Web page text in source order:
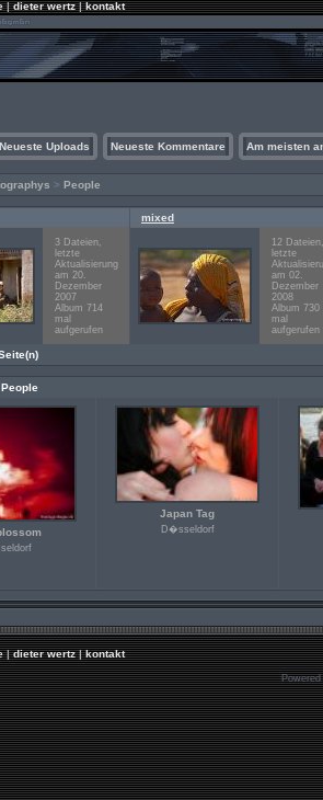
|dieter wertz|kontakt
Neueste Uploads Neueste Kommentare Am meisten
> People
3 Dateien,
letzte
Aktualisierung
am 20.
Dezember
2007
Album 714
mal
aufgerufen
mixed
12 Dateien,
letzte
am 02.
Dezember
2008
Album 730
mal
aufgerufen
Japan Tag
D�sseldorf
|dieter wertz|kontakt